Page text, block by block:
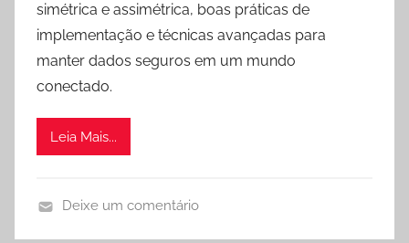
simétrica e assimétrica, boas práticas de
implementação e técnicas avançadas para
manter dados seguros em um mundo
conectado.
Leia Mais...
Deixe um comentário